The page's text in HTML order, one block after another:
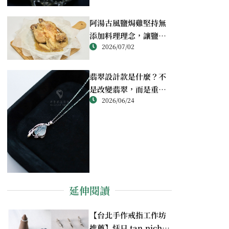
阿湯古風鹽焗雞堅持無
添加料理理念，讓鹽焗
雞回歸最純粹的風味
2026/07/02
翡翠設計款是什麼？不
是改變翡翠，而是重新
理解翡翠
2026/06/24
延伸閱讀
【台北手作戒指工作坊